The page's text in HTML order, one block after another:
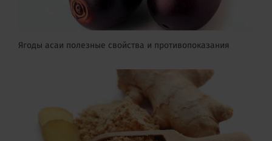
Ягоды асаи полезные свойства и противопоказания